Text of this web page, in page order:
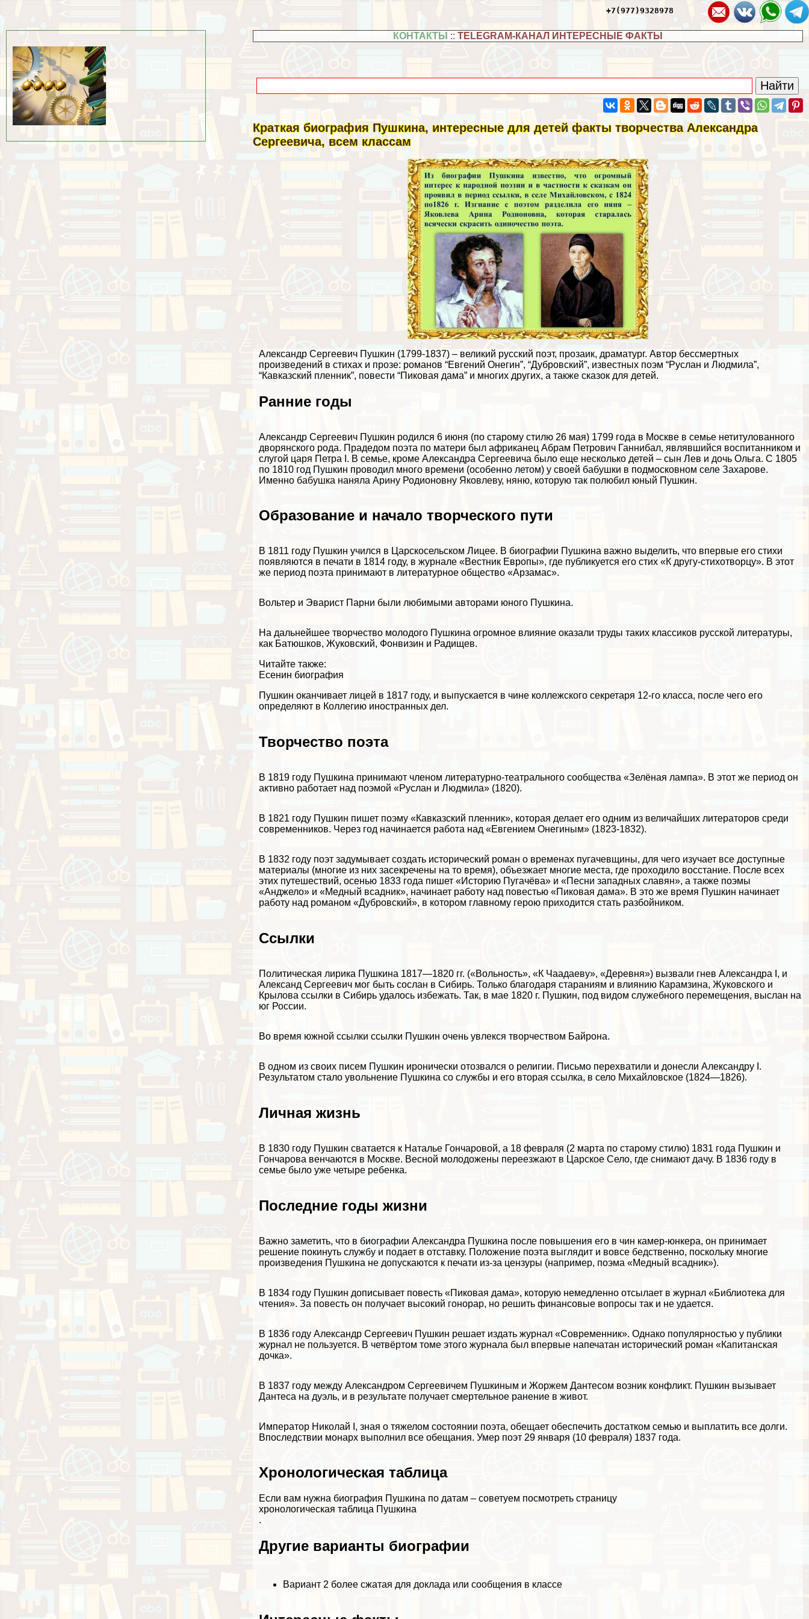
+7(977)9328978
КОНТАКТЫ ::TELEGRAM-КАНАЛ ИНТЕРЕСНЫЕ ФАКТЫ
Краткая биография Пушкина, интересные для детей факты творчества Александра
Сергеевича, всем классам
Александр Сергеевич Пушкин (1799-1837) – великий русский поэт, прозаик, драматург. Автор бесcмepтных
произведений в стихах и прозе: романов “Евгений Онегин”, “Дубровский”, известных поэм “Руслан и Людмила”,
“Кавказский пленник”, повести “Пиковая дама” и многих других, а также сказок для детей.
Ранние годы
Александр Сергеевич Пушкин родился 6 июня (по старому стилю 26 мая) 1799 года в Москве в семье нетитулованного
дворянского рода. Прадедом поэта по матери был африканец Абрам Петрович Ганнибал, являвшийся воспитанником и
слугой царя Петра I . В семье, кроме Александра Сергеевича было еще несколько детей – сын Лев и дочь Ольга. С 1805
по 1810 год Пушкин проводил много времени (особенно летом) у своей бабушки в подмосковном селе Захарове.
Именно бабушка наняла Арину Родионовну Яковлеву, няню, которую так полюбил юный Пушкин.
Образование и начало творческого пути
В 1811 году Пушкин учился в Царскосельском Лицее. В биографии Пушкина важно выделить, что впервые его стихи
появляются в печати в 1814 году, в журнале «Вестник Европы», где публикуется его стих «К другу-стихотворцу». В этот
же период поэта принимают в литературное общество «Арзамас».
Вольтер и Эварист Парни были любимыми авторами юного Пушкина.
На дальнейшее творчество молодого Пушкина огромное влияние оказали труды таких классиков русской литературы,
как Батюшков,Жуковский, Фонвизин и Радищев.
Читайте также:
Есенин биография
Пушкин оканчивает лицей в 1817 году, и выпускается в чине коллежского секретаря 12-го класса, после чего его
определяют в Коллегию иностранных дел.
Творчество поэта
В 1819 году Пушкина принимают члeном литературно-театрального сообщества «Зелёная лампа». В этот же период он
активно работает над поэмой«Руслан и Людмила» (1820).
В 1821 году Пушкин пишет поэму «Кавказский пленник», которая делает его одним из величайших литераторов среди
современников. Через год начинается работа над«Евгением Онегиным» (1823-1832).
В 1832 году поэт задумывает создать исторический роман о временах пугачевщины, для чего изучает все доступные
материалы (многие из них засекречены на то время), объезжает многие места, где проходило восстание. После всех
этих путешествий, осенью 1833 года пишет «Историю Пугачёва» и «Песни западных славян», а также поэмы
«Анджело» и«Медный всадник», начинает работу над повестью«Пиковая дама». В это же время Пушкин начинает
работу над романом «Дубровский», в котором главному герою приходится стать разбойником.
Ссылки
Политическая лирика Пушкина 1817—1820 гг. («Вольность», «К Чаадаеву», «Деревня») вызвали гнев Александра I, и
Александ Сергеевич мог быть сослан в Сибирь. Только благодаря стараниям и влиянию Карамзина, Жуковского и
Крылова ссылки в Сибирь удалось избежать. Так, в мае 1820 г. Пушкин, под видом служебного перемещения, выслан на
юг России.
Во время южной ссылки ссылки Пушкин очень увлекся творчеством Байрона.
В одном из своих писем Пушкин иронически отозвался о религии. Письмо перехватили и донесли Александру I.
Результатом стало увольнение Пушкина со службы и его вторая ссылка, в село Михайловское (1824—1826).
Личная жизнь
В 1830 году Пушкин сватается к Наталье Гончаровой, а 18 февраля (2 марта по старому стилю) 1831 года Пушкин и
Гончарова венчаются в Москве. Весной молодожены переезжают в Царское Село, где снимают дачу. В 1836 году в
семье было уже четыре ребенка.
Последние годы жизни
Важно заметить, что в биографии Александра Пушкина после повышения его в чин камер-юнкера, он принимает
решение покинуть службу и подает в отставку. Положение поэта выглядит и вовсе бедственно, поскольку многие
произведения Пушкина не допускаются к печати из-за цензуры (например, поэма «Медный всадник»).
В 1834 году Пушкин дописывает повесть «Пиковая дама», которую немедленно отсылает в журнал «Библиотека для
чтения». За повесть он получает высокий гонорар, но решить финансовые вопросы так и не удается.
В 1836 году Александр Сергеевич Пушкин решает издать журнал «Современник». Однако популярностью у публики
журнал не пользуется. В четвёртом томе этого журнала был впервые напечатан исторический роман «Капитанская
дочка».
В 1837 году между Александром Сергеевичем Пушкиным и Жоржем Дантесом возник конфликт. Пушкин вызывает
Дантеса на дуэль, и в результате получает cмepтельное ранение в живот.
Император Николай I, зная о тяжелом состоянии поэта, обещает обеспечить достатком семью и выплатить все долги.
Впоследствии монарх выполнил все обещания. Умер поэт 29 января (10 февраля) 1837 года.
Хронологическая таблица
Если вам нужна биография Пушкина по датам – советуем посмотреть страницу
хронологическая таблица Пушкина
.
Другие варианты биографии
Вариант 2 более сжатая для доклада или сообщения в классе